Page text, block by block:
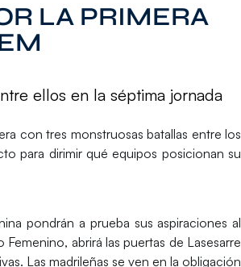
LA PRIMERA
ellos en la séptima jornada
con tres monstruosas batallas entre los
para dirimir qué equipos posicionan su
pondrán a prueba sus aspiraciones al
Femenino, abrirá las puertas de Lasesarre
Las madrileñas se ven en la obligación